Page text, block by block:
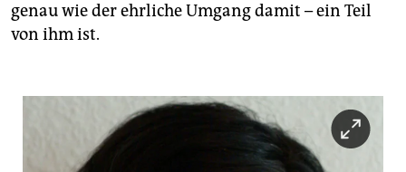
genau wie der ehrliche Umgang damit – ein Teil
von ihm ist.